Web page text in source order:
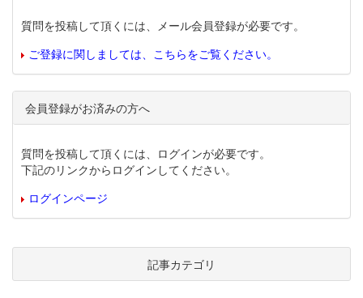
質問を投稿して頂くには、メール会員登録が必要です。
ご登録に関しましては、こちらをご覧ください。
会員登録がお済みの方へ
質問を投稿して頂くには、ログインが必要です。
下記のリンクからログインしてください。
ログインページ
記事カテゴリ